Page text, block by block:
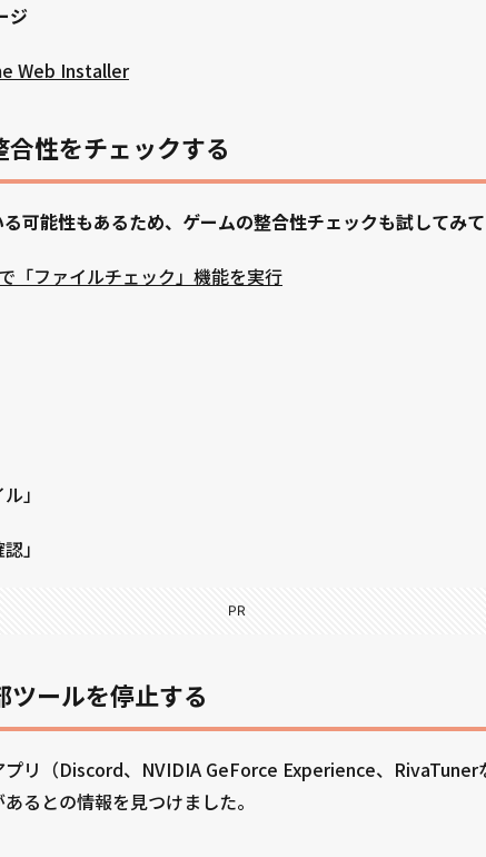
ジ
Web Installer
性をチェックする
可能性もあるため、ゲームの整合性チェックも試してみて
「ファイルチェック」機能を実行
」
PR
ツールを停止する
プリ（Discord、NVIDIA GeForce Experience、RivaTuner
るとの情報を見つけました。